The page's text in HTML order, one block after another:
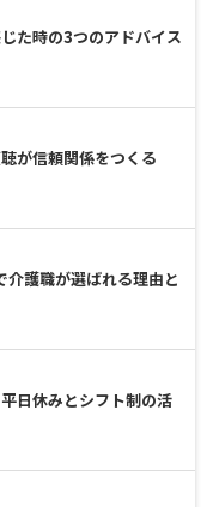
た時の3つのアドバイス
が信頼関係をつくる
護職が選ばれる理由と
日休みとシフト制の活